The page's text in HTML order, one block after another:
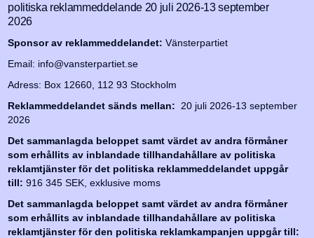
politiska reklammeddelande 20 juli 2026-13 september
2026
Sponsor av reklammeddelandet: Vänsterpartiet
Email: info@vansterpartiet.se
Adress: Box 12660, 112 93 Stockholm
Reklammeddelandet sänds mellan:
20 juli 2026-13 september
2026
Det sammanlagda beloppet samt värdet av andra förmåner
som erhållits av inblandade tillhandahållare av politiska
reklamtjänster för det politiska reklammeddelandet uppgår
till: 916 345 SEK, exklusive moms
Det sammanlagda beloppet samt värdet av andra förmåner
som erhållits av inblandade tillhandahållare av politiska
reklamtjänster för den politiska reklamkampanjen uppgår till: